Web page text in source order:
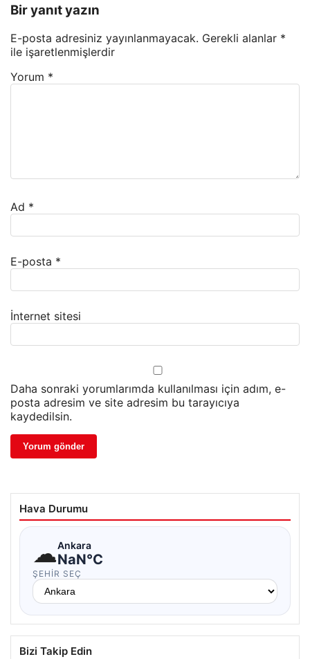
Bir yanıt yazın
E-posta adresiniz yayınlanmayacak. Gerekli alanlar *
ile işaretlenmişlerdir
Yorum *
Ad *
E-posta *
İnternet sitesi
Daha sonraki yorumlarımda kullanılması için adım, e-
posta adresim ve site adresim bu tarayıcıya
kaydedilsin.
Hava Durumu
☁Ankara
NaN°C
ŞEHIR SEÇ
Bizi Takip Edin